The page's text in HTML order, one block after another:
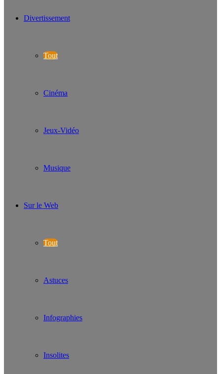
Divertissement
Tout
Cinéma
Jeux-Vidéo
Musique
Sur le Web
Tout
Astuces
Infographies
Insolites